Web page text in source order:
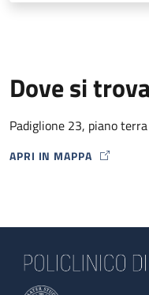
Dove si
Padiglione 23, piano terra
APRI IN MAPPA
MAP ICON